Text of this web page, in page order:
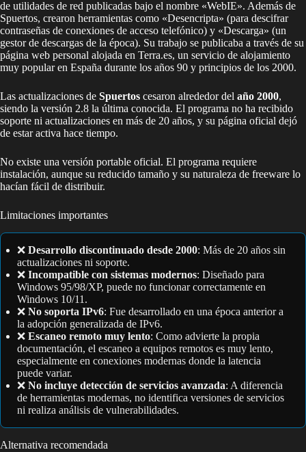
de utilidades de red publicadas bajo el nombre «WebIE». Además de
Spuertos, crearon herramientas como «Desencripta» (para descifrar
contraseñas de conexiones de acceso telefónico) y «Descarga» (un
gestor de descargas de la época). Su trabajo se publicaba a través de su
página web personal alojada en Terra.es, un servicio de alojamiento
muy popular en España durante los años 90 y principios de los 2000.
Las actualizaciones de Spuertos cesaron alrededor del año 2000,
siendo la versión 2.8 la última conocida. El programa no ha recibido
soporte ni actualizaciones en más de 20 años, y su página oficial dejó
de estar activa hace tiempo.
No existe una versión portable oficial. El programa requiere
instalación, aunque su reducido tamaño y su naturaleza de freeware lo
hacían fácil de distribuir.
Limitaciones importantes
❌ Desarrollo discontinuado desde 2000: Más de 20 años sin
actualizaciones ni soporte.
❌ Incompatible con sistemas modernos: Diseñado para
Windows 95/98/XP, puede no funcionar correctamente en
Windows 10/11.
❌ No soporta IPv6: Fue desarrollado en una época anterior a
la adopción generalizada de IPv6.
❌ Escaneo remoto muy lento: Como advierte la propia
documentación, el escaneo a equipos remotos es muy lento,
especialmente en conexiones modernas donde la latencia
puede variar.
❌ No incluye detección de servicios avanzada: A diferencia
de herramientas modernas, no identifica versiones de servicios
ni realiza análisis de vulnerabilidades.
Alternativa recomendada